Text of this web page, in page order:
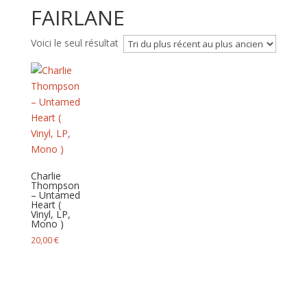
FAIRLANE
Voici le seul résultat
Charlie
Thompson
– Untamed
Heart (
Vinyl, LP,
Mono )
20,00€